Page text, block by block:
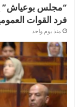
“مجلس
فرد القوات
منذ يوم واحد